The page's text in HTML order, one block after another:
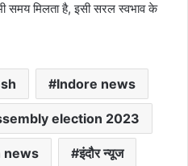
समय मिलता है, इसी सरल स्वभाव के
Indore news
election 2023
news इंदौर न्यूज